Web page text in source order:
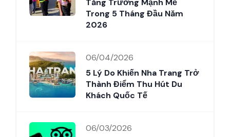
Trong 5 Tháng Đầu Năm
2026
06/04/2026
5 Lý Do Khiến Nha Trang Trở
Thành Điểm Thu Hút Du
Khách Quốc Tế
06/03/2026